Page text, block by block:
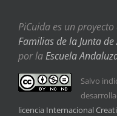
PiCuida es un
Familias de la Junta
por laEscuela
Salvo
licencia Internacional